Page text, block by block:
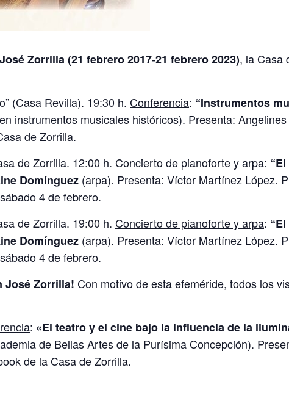
Zorrilla (21 febrero 2017-21 febrero 2023), la Casa
(Casa Revilla). 19:30 h. Conferencia: “Instrumentos
instrumentos musicales históricos). Presenta:
de Zorrilla.
de Zorrilla. 12:00 h. Concierto de pianoforte y arpa:
Domínguez (arpa). Presenta: Víctor Martínez López.
4 de febrero.
de Zorrilla. 19:00 h. Concierto de pianoforte y arpa:
Domínguez (arpa). Presenta: Víctor Martínez López.
4 de febrero.
José Zorrilla! Con motivo de esta efeméride, todos los
: «El teatro y el cine bajo la influencia de la
de Bellas Artes de la Purísima Concepción).
de la Casa de Zorrilla.